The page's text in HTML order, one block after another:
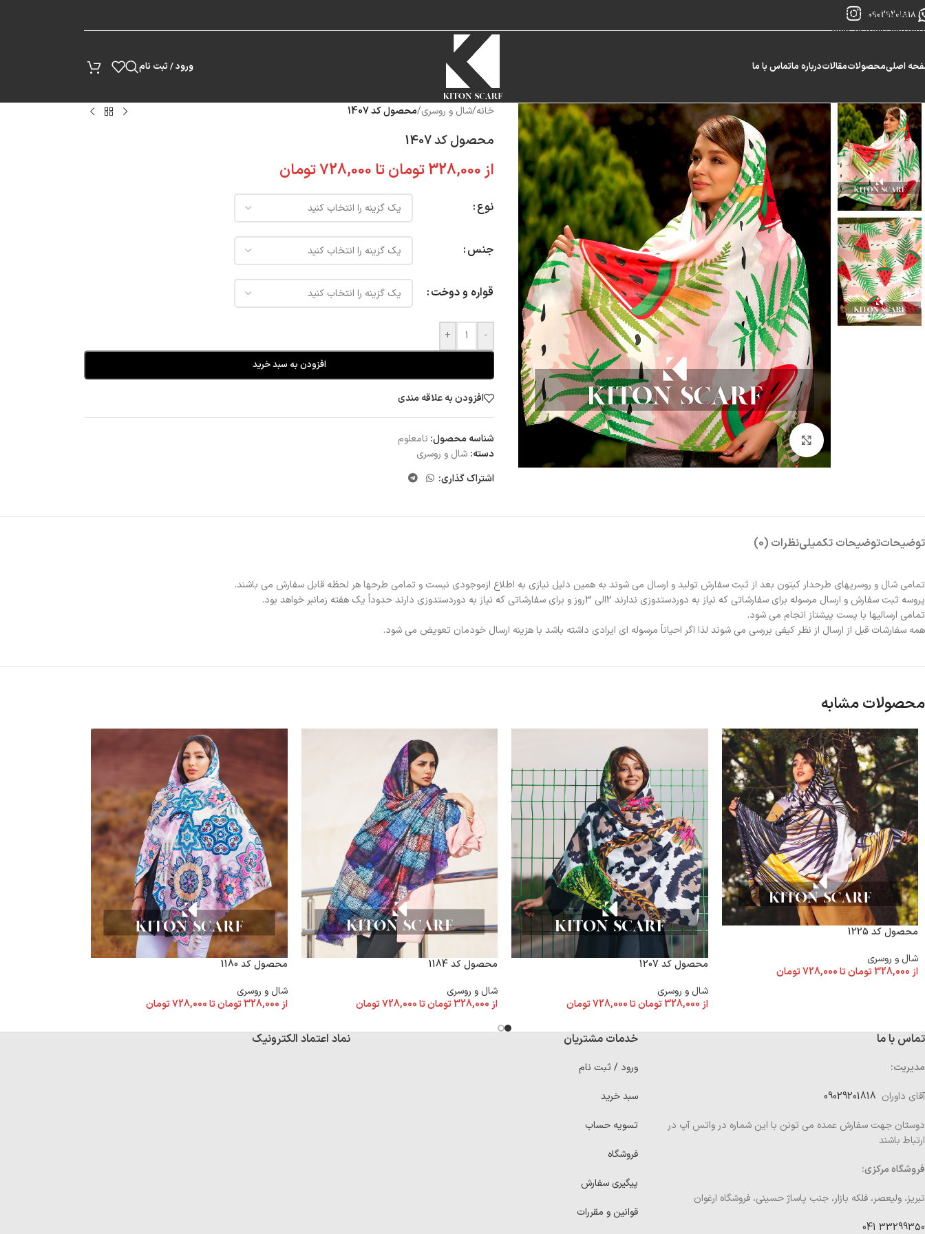
Skip to navigation
Skip to main content
09029201818
اصلیمحصولاتمقالاتدرباره ماتماس با ما ورود / ثبت نام
بزرگنمایی تصویر
خانه/شال و روسری/محصول کد 1407
محصول کد 1407
از328,000تومانتا 728,000تومان
نوع
جنس
قواره و دوخت
-
+
افزودن به سبد خرید
افزودن به علاقه مندی
شناسه محصول: نامعلوم
دسته: شال و روسری
اشتراک گذاری:
توضیحاتتوضیحات تکمیلینظرات (0)
تمامی شال و روسریهای طرحدار کیتون بعد از ثبت سفارش تولید و ارسال می شوند به همین دلیل نیازی به اطلاع ازموجودی نیست و تمامی طرحها هر لحظه قابل سفارش می باشند.
پروسه ثبت سفارش و ارسال مرسوله برای سفارشاتی که نیاز به دوردستدوزی ندارند 2الی 3روز و برای سفارشاتی که نیاز به دوردستدوزی دارند حدوداً یک هفته زمانبر خواهد بود.
تمامی ارسالیها با پست پیشتاز انجام می شود.
همه سفارشات قبل از ارسال از نظر کیفی بررسی می شوند لذا اگر احیاناً مرسوله ای ایرادی داشته باشد با هزینه ارسال خودمان تعویض می شود.
محصولات مشابه
محصول کد 1225
شال و روسری
از 328,000تومانتا728,000تومان
محصول کد 1207
شال و روسری
از328,000 تومانتا728,000تومان
محصول کد 1184
شال و روسری
از 328,000تومانتا728,000تومان
محصول کد 1180
شال و روسری
از 328,000 تومانتا728,000تومان
تماس با ما
مدیریت:
آقای داوران
دوستان جهت سفارش عمده می تونن با این شماره در واتس آپ در
ارتباط باشند
فروشگاه مرکزی:
تبریز، ولیعصر، فلکه بازار، جنب پاساژ حسینی، فروشگاه ارغوان
33299350 041
خدمات مشتریان
ورود / ثبت نام
سبد خرید
تسویه حساب
فروشگاه
پیگیری سفارش
قوانین و مقررات
نماد اعتماد الکترونیک